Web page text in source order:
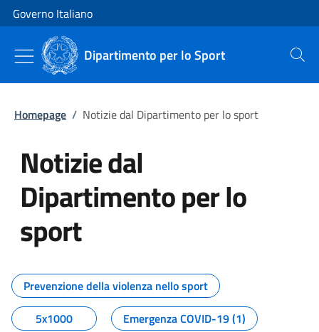
Vai al contenuto
Vai alla navigazione del sito
Governo Italiano
Dipartimento per lo Sport Cerca
Homepage / Notizie dal Dipartimento per lo sport
Notizie dal
Dipartimento per lo
sport
Tutti i contenuti della pagina
Prevenzione della violenza nello sport
5x1000
Emergenza COVID-19 (1)